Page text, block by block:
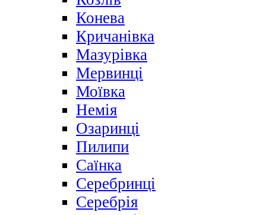
Конева
Кричанівка
Мазурівка
Мервинці
Моївка
Немія
Озаринці
Пилипи
Саїнка
Серебринці
Серебрія